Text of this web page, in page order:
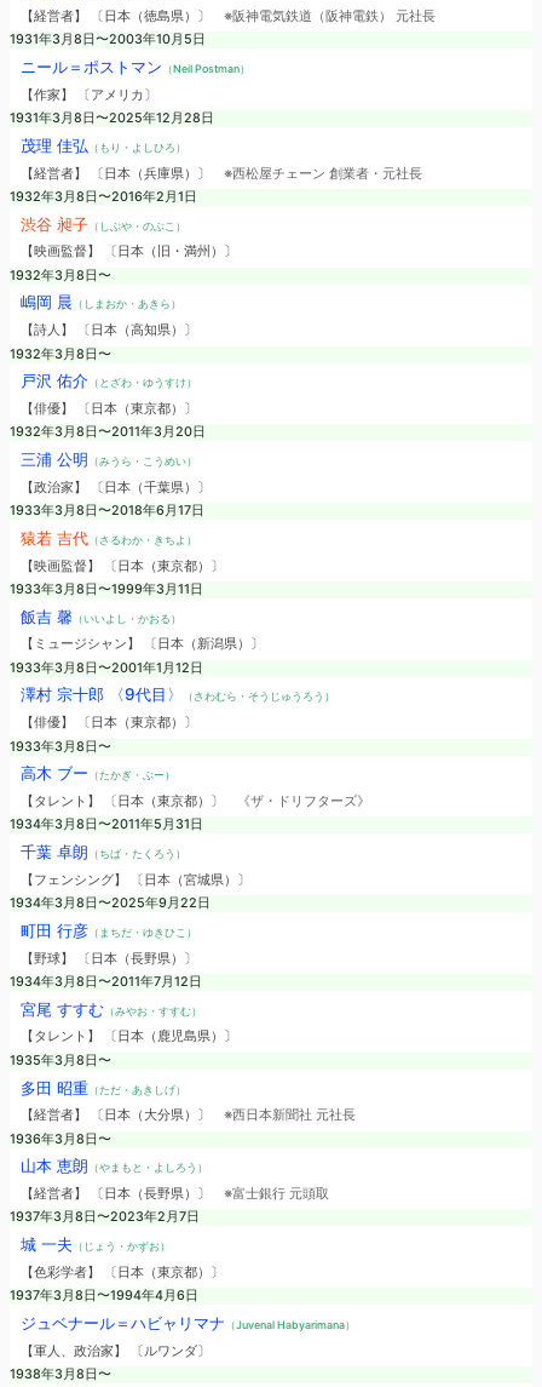
【経営者】 〔日本（徳島県）〕 ※阪神電気鉄道（阪神電鉄） 元社長
1931年3月8日〜2003年10月5日
ニール＝ポストマン （Neil Postman）
【作家】 〔アメリカ〕
1931年3月8日〜2025年12月28日
茂理 佳弘 （もり・よしひろ）
【経営者】 〔日本（兵庫県）〕 ※西松屋チェーン 創業者・元社長
1932年3月8日〜2016年2月1日
渋谷 昶子（しぶや・のぶこ）
【映画監督】 〔日本（旧・満州）〕
1932年3月8日〜
嶋岡 晨 （しまおか・あきら）
【詩人】 〔日本（高知県）〕
1932年3月8日〜
戸沢 佑介（とざわ・ゆうすけ）
【俳優】 〔日本（東京都）〕
1932年3月8日〜2011年3月20日
三浦 公明 （みうら・こうめい）
【政治家】 〔日本（千葉県）〕
1933年3月8日〜2018年6月17日
猿若 吉代（さるわか・きちよ）
【映画監督】 〔日本（東京都）〕
1933年3月8日〜1999年3月11日
飯吉 馨（いいよし・かおる）
【ミュージシャン】 〔日本（新潟県）〕
1933年3月8日〜2001年1月12日
澤村 宗十郎 〈9代目〉 （さわむら・そうじゅうろう）
【俳優】 〔日本（東京都）〕
1933年3月8日〜
高木 ブー （たかぎ・ぶー）
【タレント】 〔日本（東京都）〕
《ザ・ドリフターズ》
1934年3月8日〜2011年5月31日
千葉 卓朗 （ちば・たくろう）
【フェンシング】 〔日本（宮城県）〕
1934年3月8日〜2025年9月22日
町田 行彦（まちだ・ゆきひこ）
【野球】 〔日本（長野県）〕
1934年3月8日〜2011年7月12日
宮尾 すすむ（みやお・すすむ）
【タレント】 〔日本（鹿児島県）〕
1935年3月8日〜
多田 昭重（ただ・あきしげ）
【経営者】 〔日本（大分県）〕 ※西日本新聞社 元社長
1936年3月8日〜
山本 恵朗 （やまもと・よしろう）
【経営者】 〔日本（長野県）〕 ※富士銀行 元頭取
1937年3月8日〜2023年2月7日
城 一夫 （じょう・かずお）
【色彩学者】 〔日本（東京都）〕
1937年3月8日〜1994年4月6日
ジュベナール＝ハビャリマナ （Juvenal Habyarimana）
【軍人、政治家】 〔ルワンダ〕
1938年3月8日〜